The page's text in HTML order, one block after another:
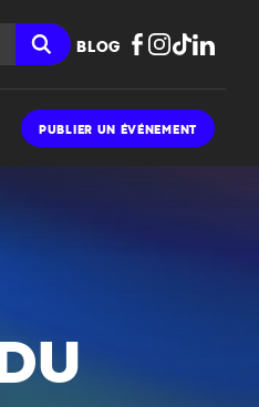
BLOG
PUBLIER UN ÉVÉNEMENT